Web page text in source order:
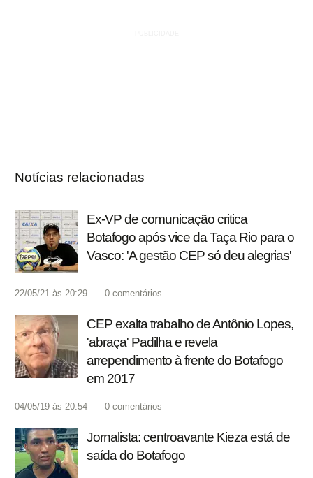
Notícias relacionadas
Ex-VP de comunicação critica
Botafogo após vice da Taça Rio para o
Vasco: 'A gestão CEP só deu alegrias'
22/05/21 às 20:29 0 comentários
CEP exalta trabalho de Antônio Lopes,
'abraça' Padilha e revela
arrependimento à frente do Botafogo
em 2017
04/05/19 às 20:54 0 comentários
Jornalista: centroavante Kieza está de
saída do Botafogo